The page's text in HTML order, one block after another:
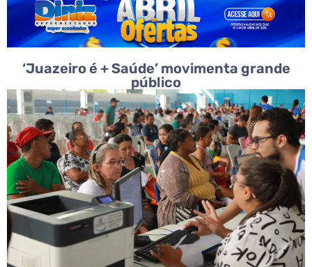
‘Juazeiro é + Saúde’ movimenta grande
público